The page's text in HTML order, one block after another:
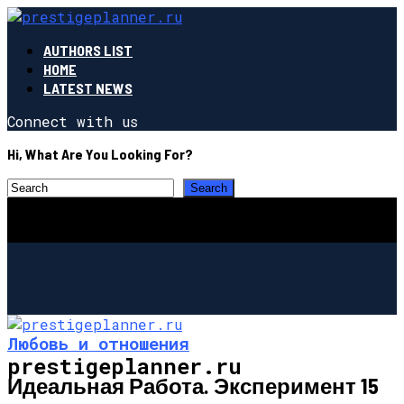
AUTHORS LIST
HOME
LATEST NEWS
Connect with us
Hi, What Are You Looking For?
prestigeplanner.ru
Любовь и отношения
Идеальная Работа. Эксперимент 15